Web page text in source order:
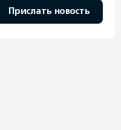
Прислать новость